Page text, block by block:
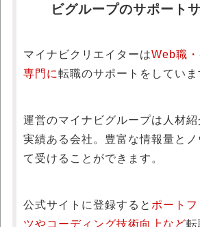
ビグループのサポート
マイナビクリエイターはWeb職
専門に転職のサポートをしていま
運営のマイナビグループは人材
実績ある会社。豊富な情報量と
て受けることができます。
公式サイトに登録すると ポート
ツやコーディング技術向上など転